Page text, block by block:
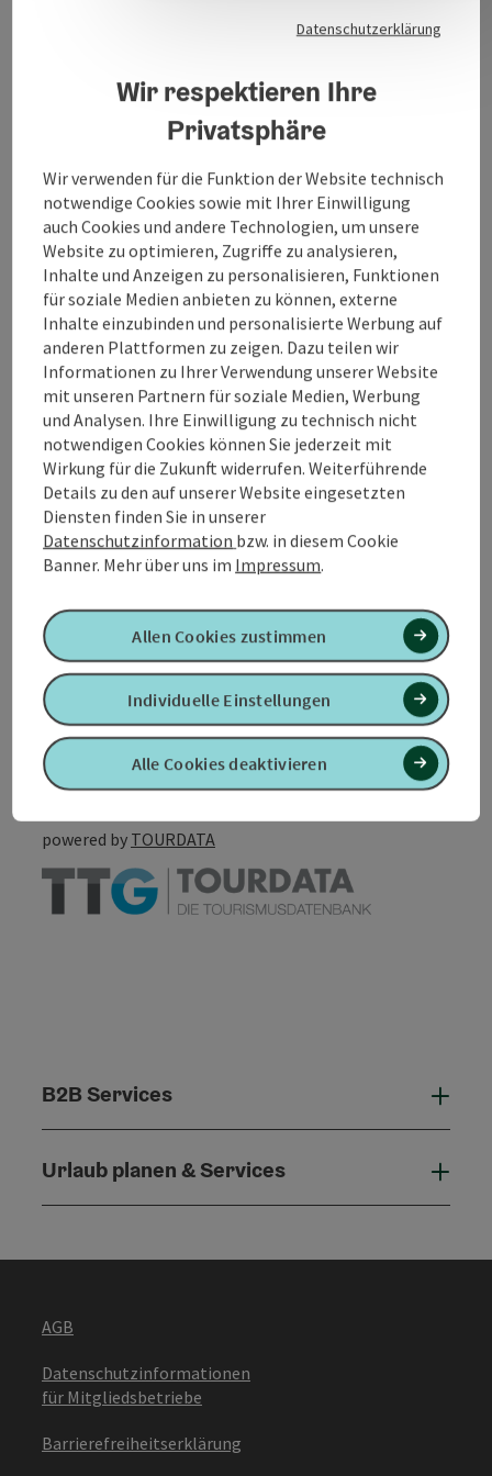
Freu dich auf ein besonderes Einkaufserlebnis und
kulinarischen Spezialitäten.
Details folgen
Kontakt
Veranstaltungsort
Anreise/Lage
Preise
Eignung
PDF erstellen
Beitrag drucken
In der Nähe
powered by TOURDATA
B2B Services
Urlaub planen & Services
AGB
Datenschutzinformationen
für Mitgliedsbetriebe
Barrierefreiheitserklärung
Datenschutzerklärung
Wir respektieren Ihre
Privatsphäre
Wir verwenden für die Funktion der Website technisch
notwendige Cookies sowie mit Ihrer Einwilligung
auch Cookies und andere Technologien, um unsere
Website zu optimieren, Zugriffe zu analysieren,
Inhalte und Anzeigen zu personalisieren, Funktionen
für soziale Medien anbieten zu können, externe
Inhalte einzubinden und personalisierte Werbung auf
anderen Plattformen zu zeigen. Dazu teilen wir
Informationen zu Ihrer Verwendung unserer Website
mit unseren Partnern für soziale Medien, Werbung
und Analysen. Ihre Einwilligung zu technisch nicht
notwendigen Cookies können Sie jederzeit mit
Wirkung für die Zukunft widerrufen. Weiterführende
Details zu den auf unserer Website eingesetzten
Diensten finden Sie in unserer
Datenschutzinformation bzw. in diesem Cookie
Banner. Mehr über uns im Impressum.
Alle Cookies deaktivieren
Individuelle Einstellungen
Allen Cookies zustimmen